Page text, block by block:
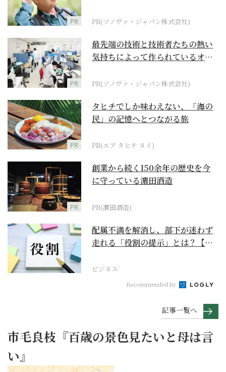
PR PR(ソノヴァ・ジャパン株式会社)
PR
最先端の技術と技術者たちの熱い
気持ちによって作られているオー
PR(ソノヴァ・ジャパン株式会社)
PR
タヒチでしか味わえない、「海の
民」の記憶へとつながる旅
PR(エア タヒチ ヌイ)
PR
創業から続く150余年の歴史を今
に守っている濵田酒造
PR(濵田酒造)
配属不満を解消し、部下が迷わず
走れる「役割の提示」とは？【ビ
ビジネス
Recommended by
記事一覧へ
市毛良枝『百歳の景色見たいと母は言
い』